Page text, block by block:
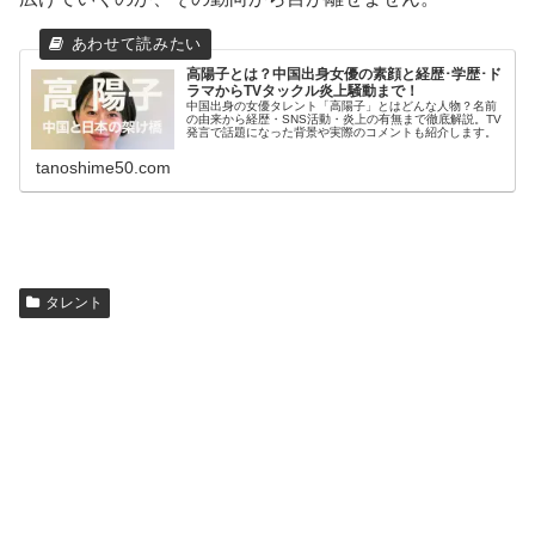
高陽子とは？中国出身女優の素顔と経歴･学歴･ド
ラマからTVタックル炎上騒動まで！
中国出身の女優タレント「高陽子」とはどんな人物？名前
の由来から経歴・SNS活動・炎上の有無まで徹底解説。TV
発言で話題になった背景や実際のコメントも紹介します。
tanoshime50.com
タレント